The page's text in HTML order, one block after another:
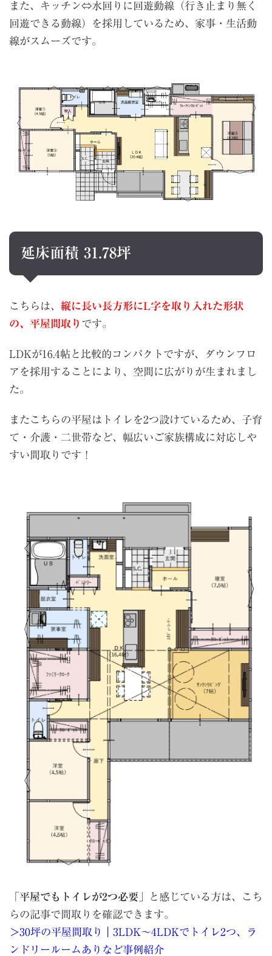
また、キッチン⇔水回りに回遊動線（行き止まり無く
回遊できる動線）を採用しているため、家事・生活動
線がスムーズです。
延床面積 31.78坪
こちらは、 縦に長い長方形にL字を取り入れた形状
の、平屋間取り です。
LDKが16.4帖と比較的コンパクトですが、ダウンフロ
アを採用することにより、空間に広がりが生まれまし
た。
またこちらの平屋はトイレを2つ設けているため、子育
て・介護・二世帯など、幅広いご家族構成に対応しや
すい間取りです！
平屋でもトイレが2つ必要 」と感じている方は、こち
らの記事で間取りを確認できます。
＞30坪の平屋間取り｜3LDK〜4LDKでトイレ2つ、ラ
ンドリールームありなど事例紹介